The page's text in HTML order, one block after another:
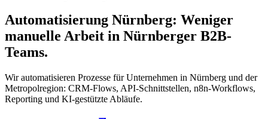
Automatisierung Nürnberg: Weniger
manuelle Arbeit in Nürnberger B2B-
Teams.
Wir automatisieren Prozesse für Unternehmen in Nürnberg und der
Metropolregion: CRM-Flows, API-Schnittstellen, n8n-Workflows,
Reporting und KI-gestützte Abläufe.